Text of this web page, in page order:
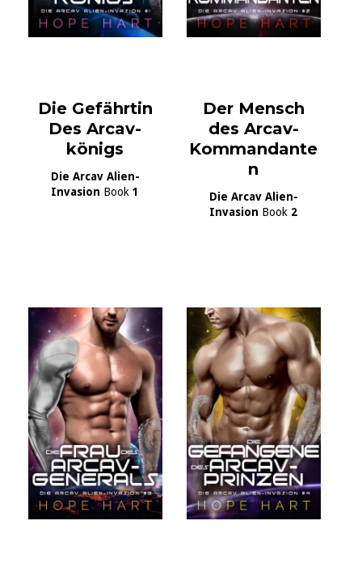
Die Gefährtin
Des Arcav-
königs
Die Arcav Alien-
Invasion Book1
Der Mensch
des Arcav-
Kommandante
n
Die Arcav Alien-
Invasion Book 2